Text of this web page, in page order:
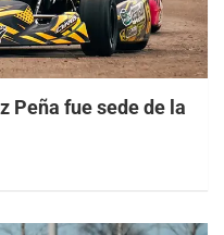
Peña fue sede de la